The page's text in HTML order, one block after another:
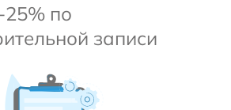
по
записи